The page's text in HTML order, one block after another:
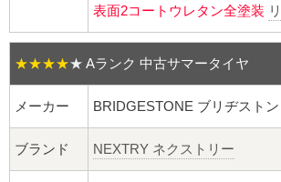
ロング袋ナット
ショート袋ナット
スチール鉄ホイール
持ち込み交換工賃
表面2コートウレタン全塗装
★★★★★ Aランク 中古サマータイヤ
メーカー BRIDGESTONE ブリヂストン
ブランド NEXTRY ネクストリー